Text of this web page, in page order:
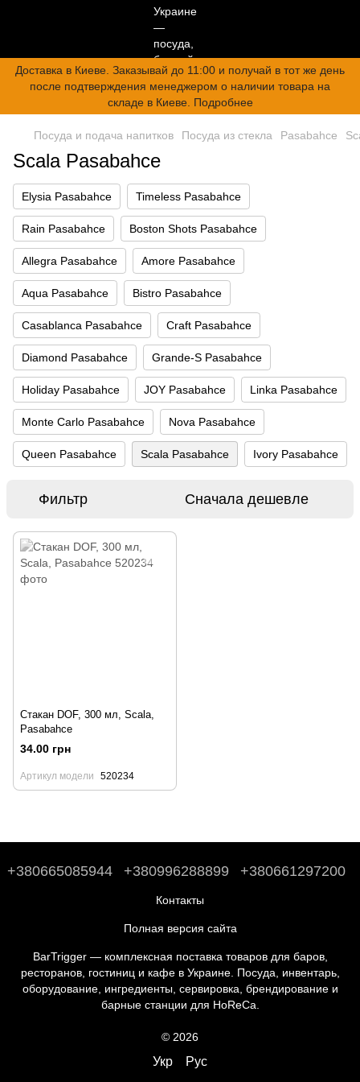
Доставка в Киеве. Заказывай до 11:00 и получай в тот же день
после подтверждения менеджером о наличии товара на
складе в Киеве. Подробнее
Посуда и подача напитков Посуда из стекла Pasabahce
Scala Pasabahce
Elysia Pasabahce Timeless Pasabahce
Rain Pasabahce Boston Shots Pasabahce
Allegra Pasabahce Amore Pasabahce
Aqua Pasabahce Bistro Pasabahce
Casablanca Pasabahce Craft Pasabahce
Diamond Pasabahce Grande-S Pasabahce
Holiday Pasabahce JOY Pasabahce Linka Pasabahce
Monte Carlo Pasabahce Nova Pasabahce
Queen Pasabahce Scala Pasabahce Ivory Pasabahce
Фильтр Сначала дешевле
Стакан DOF, 300 мл, Scala,
Pasabahce
34.00 грн
Артикул модели 520234
+380665085944 +380996288899 +380661297200
Контакты
Полная версия сайта
BarTrigger — комплексная поставка товаров для баров,
ресторанов, гостиниц и кафе в Украине. Посуда, инвентарь,
оборудование, ингредиенты, сервировка, брендирование и
барные станции для HoReCa.
© 2026
Укр Рус